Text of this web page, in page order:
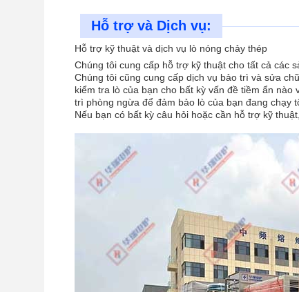
Hỗ trợ và Dịch vụ:
Hỗ trợ kỹ thuật và dịch vụ lò nóng chảy thép
Chúng tôi cung cấp hỗ trợ kỹ thuật cho tất cả các
Chúng tôi cũng cung cấp dịch vụ bảo trì và sửa
kiểm tra lò của bạn cho bất kỳ vấn đề tiềm ẩn
trì phòng ngừa để đảm bảo lò của bạn đang chạy
Nếu bạn có bất kỳ câu hỏi hoặc cần hỗ trợ kỹ